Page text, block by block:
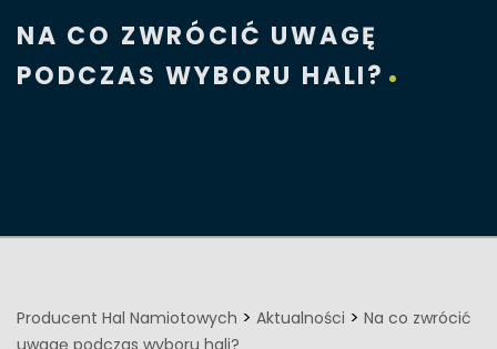
NA CO ZWRÓCIĆ UWAGĘ
PODCZAS WYBORU HALI?
Producent Hal Namiotowych > Aktualności > Na co zwrócić
uwagę podczas wyboru hali?